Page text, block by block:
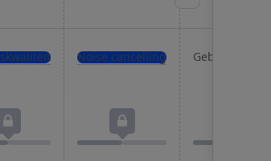
Noise cancelling